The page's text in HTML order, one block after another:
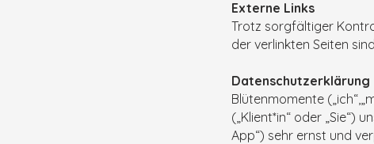
Externe Links
Trotz sorgfältiger
der verlinkten Seiten
Datenschutzerklärung
Blütenmomente
(„Klient*in“ oder „Sie“)
App“) sehr ernst und